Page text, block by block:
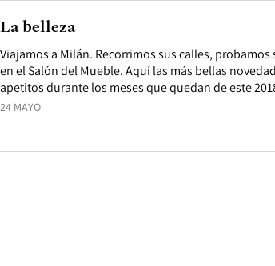
24 MAYO
Viajamos a Milán. Recorrimos sus calles,
en el Salón del Mueble. Aquí las más bellas
apetitos durante los meses que quedan de este
La belleza